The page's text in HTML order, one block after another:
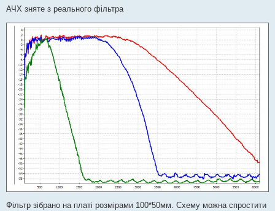
АЧХ зняте з реального фільтра
Фільтр зібрано на платі розмірами 100*50мм. Схему можна спростити